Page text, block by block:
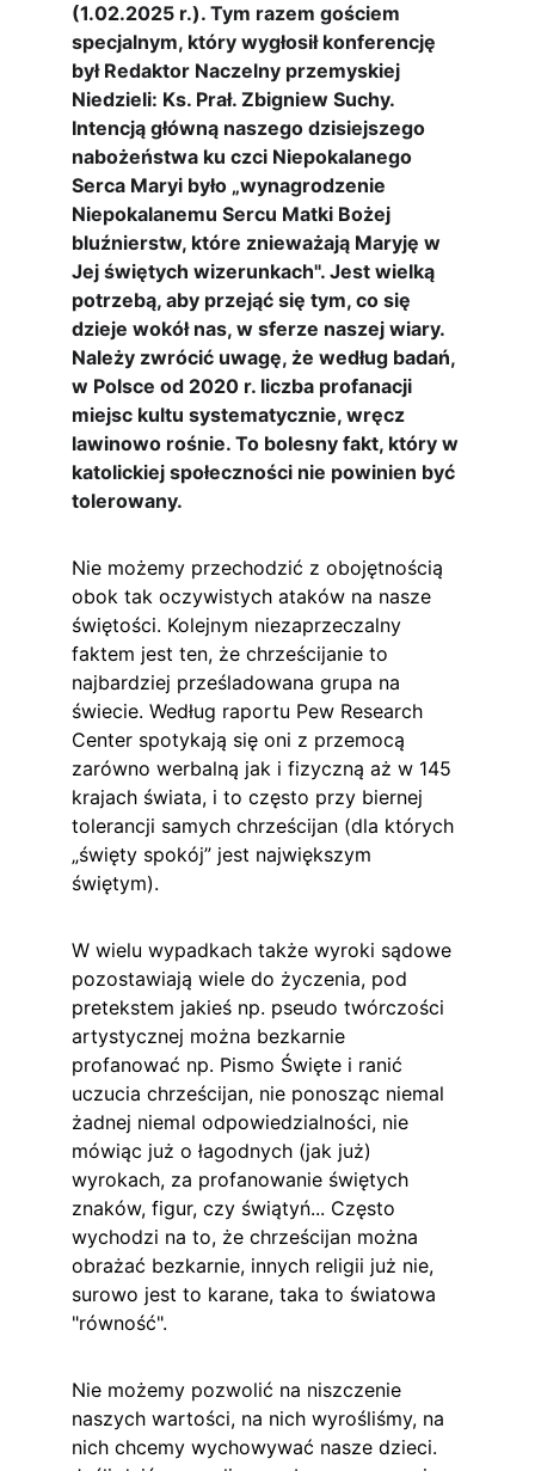
(1.02.2025 r.). Tym razem gościem
specjalnym, który wygłosił konferencję
był Redaktor Naczelny przemyskiej
Niedzieli: Ks. Prał. Zbigniew Suchy.
Intencją główną naszego dzisiejszego
nabożeństwa ku czci Niepokalanego
Serca Maryi było „wynagrodzenie
Niepokalanemu Sercu Matki Bożej
bluźnierstw, które znieważają Maryję w
Jej świętych wizerunkach". Jest wielką
potrzebą, aby przejąć się tym, co się
dzieje wokół nas, w sferze naszej wiary.
Należy zwrócić uwagę, że według badań,
w Polsce od 2020 r. liczba profanacji
miejsc kultu systematycznie, wręcz
lawinowo rośnie. To bolesny fakt, który w
katolickiej społeczności nie powinien być
tolerowany.
Nie możemy przechodzić z obojętnością
obok tak oczywistych ataków na nasze
świętości. Kolejnym niezaprzeczalny
faktem jest ten, że chrześcijanie to
najbardziej prześladowana grupa na
świecie. Według raportu Pew Research
Center spotykają się oni z przemocą
zarówno werbalną jak i fizyczną aż w 145
krajach świata, i to często przy biernej
tolerancji samych chrześcijan (dla których
„święty spokój” jest największym
świętym).
W wielu wypadkach także wyroki sądowe
pozostawiają wiele do życzenia, pod
pretekstem jakieś np. pseudo twórczości
artystycznej można bezkarnie
profanować np. Pismo Święte i ranić
uczucia chrześcijan, nie ponosząc niemal
żadnej niemal odpowiedzialności, nie
mówiąc już o łagodnych (jak już)
wyrokach, za profanowanie świętych
znaków, figur, czy świątyń... Często
wychodzi na to, że chrześcijan można
obrażać bezkarnie, innych religii już nie,
surowo jest to karane, taka to światowa
"równość".
Nie możemy pozwolić na niszczenie
naszych wartości, na nich wyrośliśmy, na
nich chcemy wychowywać nasze dzieci.